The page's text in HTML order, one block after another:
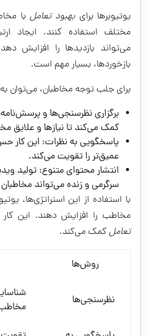
یوتیوبرها برای بهبود تعامل با
مختلف استفاده کنند. ایجاد
می‌تواند بازدیدها را افزایش
بازخوردها، بسیار مهم است.
برای جلب توجه مخاطبان، می‌توان به
برگزاری نظرسنجی‌ها و
کمک می‌کند تا نیازها و علایق
پاسخگویی به نظرات: این کار
عمیق‌تر را تقویت می‌کند.
انتشار محتوای متنوع: تولید
سرگرمی و زنده می‌تواند مخاطبان
با استفاده از این استراتژی‌ها،
مخاطب را افزایش دهند. این
تعاملکمک می‌کند.
روش‌ها
نظرسنجی‌ها